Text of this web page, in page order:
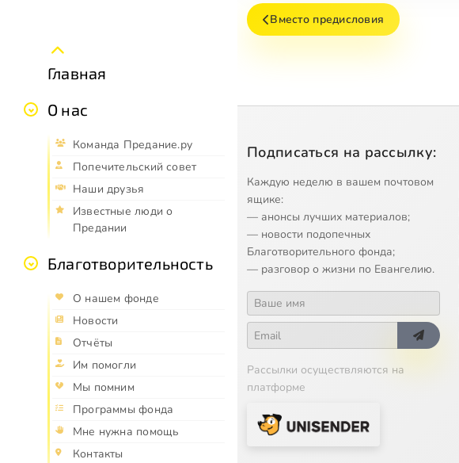
Главная
О нас
Команда Предание.ру
Попечительский совет
Наши друзья
Известные люди о
Предании
Благотворительность
О нашем фонде
Новости
Отчёты
Им помогли
Мы помним
Программы фонда
Мне нужна помощь
Контакты
Вместо предисловия
Подписаться на рассылку:
Каждую неделю в вашем почтовом
ящике:
— анонсы лучших материалов;
— новости подопечных
Благотворительного фонда;
— разговор о жизни по Евангелию.
Рассылки осуществляются на
платформе